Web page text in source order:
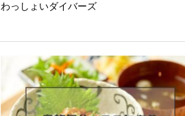
わっしょいダイバーズ